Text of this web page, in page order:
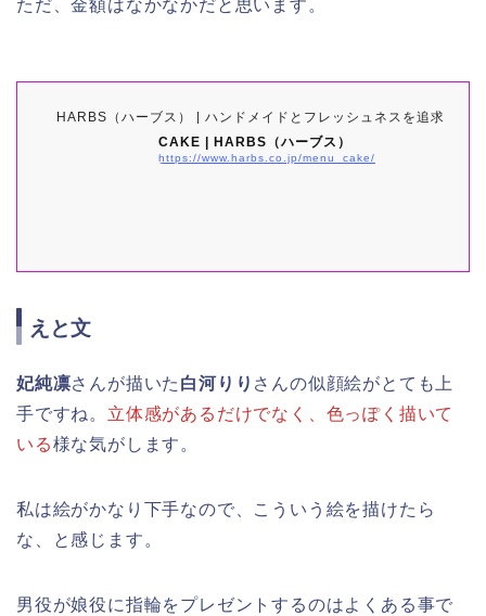
ただ、金額はなかなかだと思います。
HARBS（ハーブス） | ハンドメイドとフレッシュネスを追求した
CAKE | HARBS（ハーブス）
https://www.harbs.co.jp/menu_cake/
えと文
妃純凛さんが描いた 白河りり さんの似顔絵がとても上
手ですね。 立体感があるだけでなく、色っぽく描いて
いる様な気がします。
私は絵がかなり下手なので、こういう絵を描けたら
な、と感じます。
男役が娘役に指輪をプレゼントするのはよくある事で